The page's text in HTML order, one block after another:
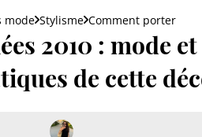
mode Stylisme Comment porter
2010 : mode
de cette